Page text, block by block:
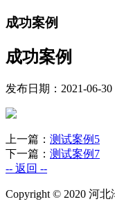
成功案例
成功案例
发布日期：2021-06-
上一篇： 测试案例5
下一篇： 测试案例7
-- 返回 --
Copyright © 2020 河